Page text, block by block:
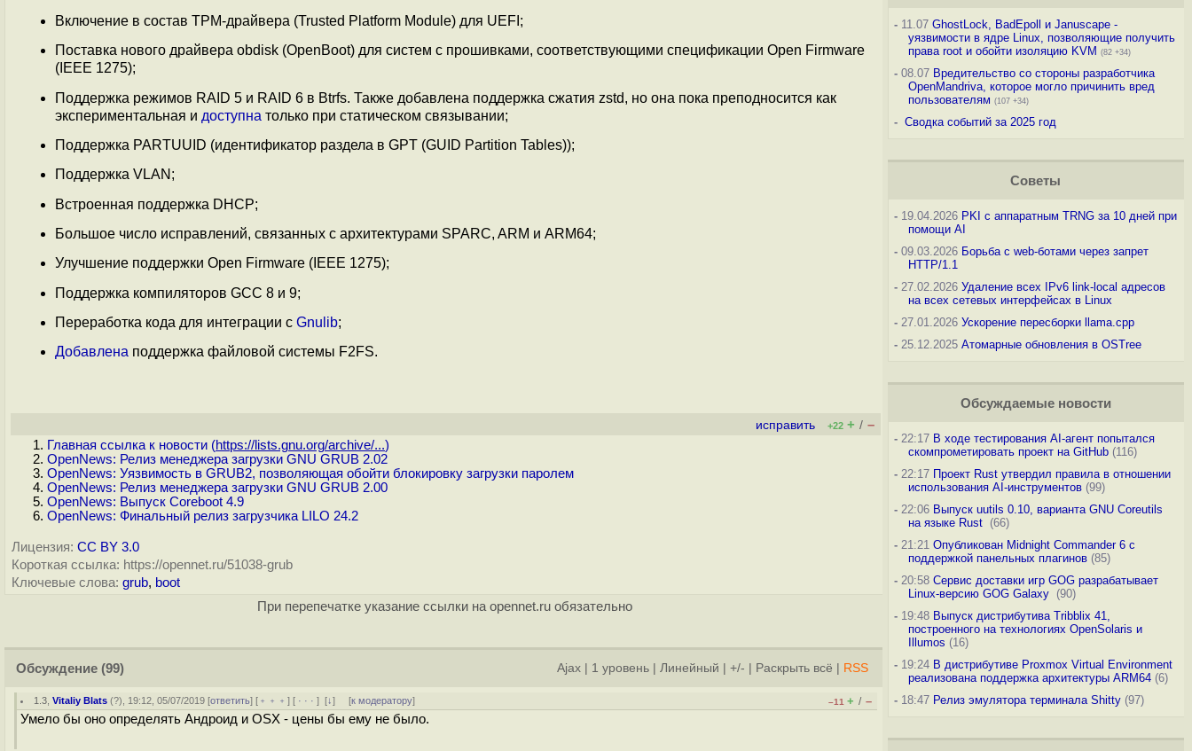
Включение в состав TPM-драйвера (Trusted Platform Module) для UEFI;
Поставка нового драйвера obdisk (OpenBoot) для систем с прошивками, соответствующими спецификации Open Firmware
(IEEE 1275);
Поддержка режимов RAID 5 и RAID 6 в Btrfs. Также добавлена поддержка сжатия zstd, но она пока преподносится как
экспериментальная и доступна только при статическом связывании;
Поддержка PARTUUID (идентификатор раздела в GPT (GUID Partition Tables));
Поддержка VLAN;
Встроенная поддержка DHCP;
Большое число исправлений, связанных с архитектурами SPARC, ARM и ARM64;
Улучшение поддержки Open Firmware (IEEE 1275);
Поддержка компиляторов GCC 8 и 9;
Переработка кода для интеграции с Gnulib;
Добавлена поддержка файловой системы F2FS.
исправить +22 + / –
Главная ссылка к новости (https://lists.gnu.org/archive/...)
OpenNews: Релиз менеджера загрузки GNU GRUB 2.02
OpenNews: Уязвимость в GRUB2, позволяющая обойти блокировку загрузки паролем
OpenNews: Релиз менеджера загрузки GNU GRUB 2.00
OpenNews: Выпуск Coreboot 4.9
OpenNews: Финальный релиз загрузчика LILO 24.2
Лицензия: CC BY 3.0
Короткая ссылка: https://opennet.ru/51038-grub
Ключевые слова: grub, boot
При перепечатке указание ссылки на opennet.ru обязательно
Обсуждение (99) Ajax 1 уровень Линейный +/- Раскрыть всё RSS
1.3 ,Vitaliy Blats (?), 19:12, 05/07/2019 [ответить] [ ﹢﹢﹢] [ · · ·][↓] [к модератору] –11 + / –
Умело бы оно определять Андроид и OSX - цены бы ему не было.
-11.07 GhostLock, BadEpoll и Januscape -
уязвимости в ядре Linux, позволяющие получить
права root и обойти изоляцию KVM (82 +34)
-08.07 Вредительство со стороны разработчика
OpenMandriva, которое могло причинить вред
пользователям (107 +34)
- Сводка событий за 2025 год
Советы
-19.04.2026 PKI с аппаратным TRNG за 10 дней при
помощи AI
-09.03.2026 Борьба с web-ботами через запрет
HTTP/1.1
-27.02.2026 Удаление всех IPv6 link-local адресов
на всех сетевых интерфейсах в Linux
-27.01.2026 Ускорение пересборки llama.cpp
-25.12.2025 Атомарные обновления в OSTree
Обсуждаемые новости
-22:17 В ходе тестирования AI-агент попытался
скомпрометировать проект на GitHub(116)
-22:17 Проект Rust утвердил правила в отношении
использования AI-инструментов(99)
-22:06 Выпуск uutils 0.10, варианта GNU Coreutils
на языке Rust (66)
-21:21 Опубликован Midnight Commander 6 c
поддержкой панельных плагинов(85)
-20:58 Сервис доставки игр GOG разрабатывает
Linux-версию GOG Galaxy (90)
-19:48 Выпуск дистрибутива Tribblix 41,
построенного на технологиях OpenSolaris и
Illumos (16)
-19:24 В дистрибутиве Proxmox Virtual Environment
реализована поддержка архитектуры ARM64(6)
-18:47 Релиз эмулятора терминала Shitty(97)